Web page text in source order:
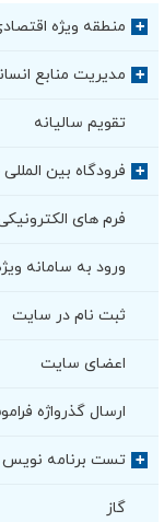
+ منطقه ویژه
+ مدیریت منابع
تقویم سالیانه
+ فرودگاه بین
فرم های الکترونیکی
ورود به سامانه
ثبت نام در سایت
اعضای سایت
ارسال گذرواژه
+ تست برنامه نویس
گاز